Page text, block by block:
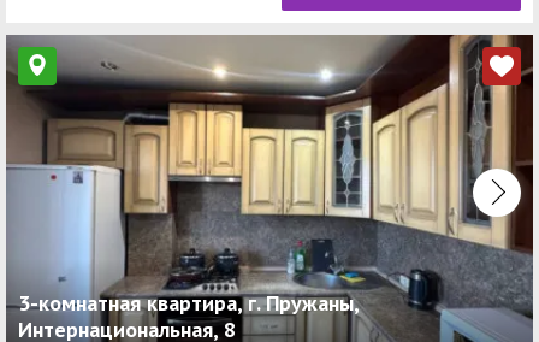
3-комнатная квартира, г. Пружаны,
Интернациональная, 8